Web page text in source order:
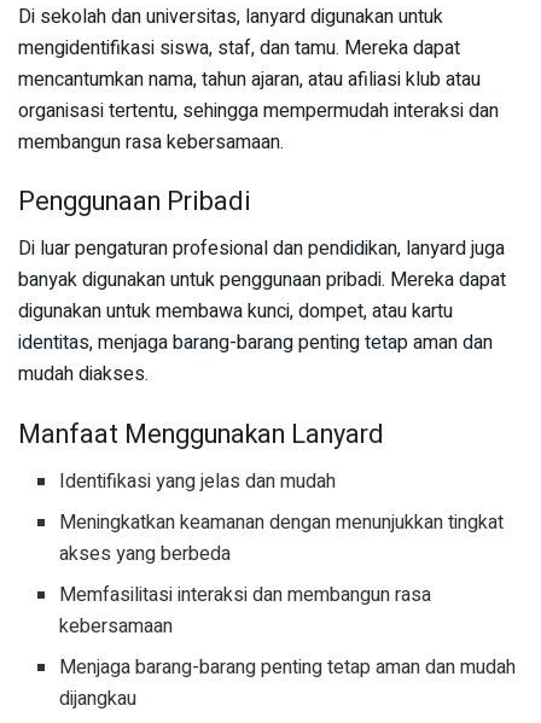
Di sekolah dan universitas, lanyard digunakan untuk
mengidentifikasi siswa, staf, dan tamu. Mereka dapat
mencantumkan nama, tahun ajaran, atau afiliasi klub atau
organisasi tertentu, sehingga mempermudah interaksi dan
membangun rasa kebersamaan.
Penggunaan Pribadi
Di luar pengaturan profesional dan pendidikan, lanyard juga
banyak digunakan untuk penggunaan pribadi. Mereka dapat
digunakan untuk membawa kunci, dompet, atau kartu
identitas, menjaga barang-barang penting tetap aman dan
mudah diakses.
Manfaat Menggunakan Lanyard
Identifikasi yang jelas dan mudah
Meningkatkan keamanan dengan menunjukkan tingkat
akses yang berbeda
Memfasilitasi interaksi dan membangun rasa
kebersamaan
Menjaga barang-barang penting tetap aman dan mudah
dijangkau